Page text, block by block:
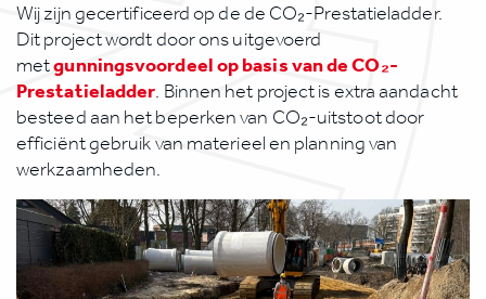
Wij zijn gecertificeerd op de de CO₂-Prestatieladder.
Dit project wordt door ons uitgevoerd
metgunningsvoordeel op basis van de CO₂-
Prestatieladder. Binnen het project is extra aandacht
besteed aan het beperken van CO₂-uitstoot door
efficiënt gebruik van materieel en planning van
werkzaamheden.